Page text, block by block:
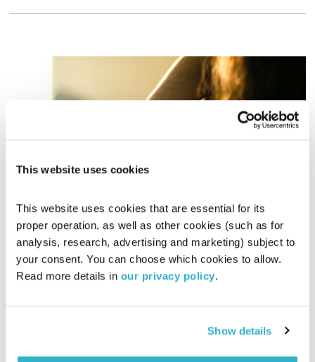
This website uses cookies
This website uses cookies that are essential for its
proper operation, as well as other cookies (such as for
analysis, research, advertising and marketing) subject to
your consent. You can choose which cookies to allow.
Read more details in our privacy policy.
Show details
עולם קטן
אורי בנקהלטר
17.01.21
01:58:52
אודיו